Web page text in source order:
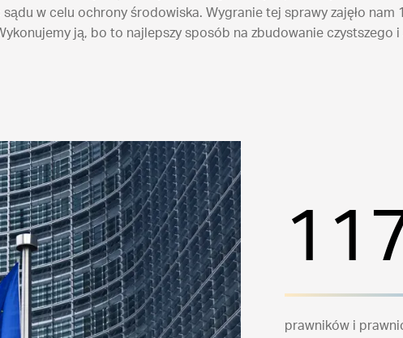
w celu ochrony środowiska. Wygranie tej sprawy zajęło
ją, bo to najlepszy sposób na zbudowanie czystszego
prawników i